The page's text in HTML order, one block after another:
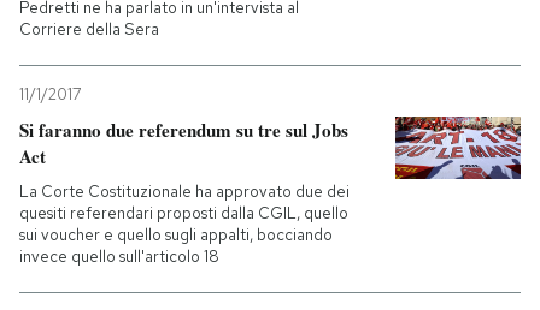
Entra
Pedretti ne ha parlato in un'intervista al
Corriere della Sera
11/1/2017
Si faranno due referendum su tre sul Jobs
Act
La Corte Costituzionale ha approvato due dei
quesiti referendari proposti dalla CGIL, quello
sui voucher e quello sugli appalti, bocciando
invece quello sull'articolo 18